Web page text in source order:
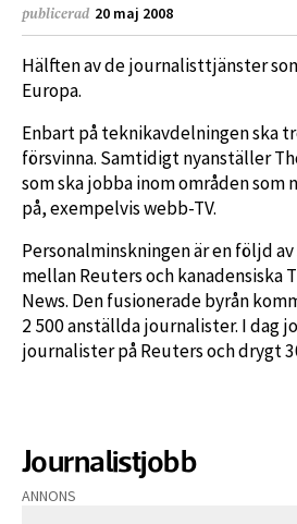
publicerad 20 maj 2008
Hälften av de journalisttjänster
Europa.
Enbart på teknikavdelningen ska
försvinna. Samtidigt nyanställer
som ska jobba inom områden som
på, exempelvis webb-TV.
Personalminskningen är en följd
mellan Reuters och kanadensiska
News. Den fusionerade byrån
2 500 anställda journalister. I dag
journalister på Reuters och drygt
Journalistjobb
ANNONS